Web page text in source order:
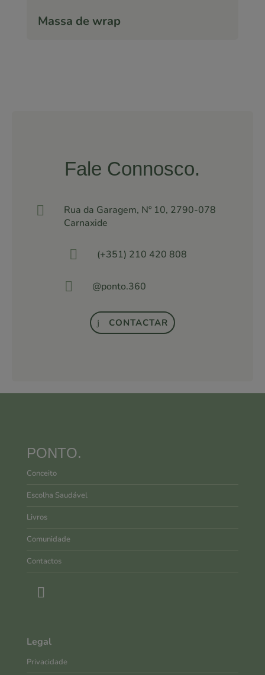
Massa de wrap
Fale Connosco.

Rua da Garagem, Nº 10, 2790-078
Carnaxide
 (+351) 210 420 808
 @ponto.360
CONTACTAR
PONTO.
Conceito
Escolha Saudável
Livros
Comunidade
Contactos
Legal
Privacidade